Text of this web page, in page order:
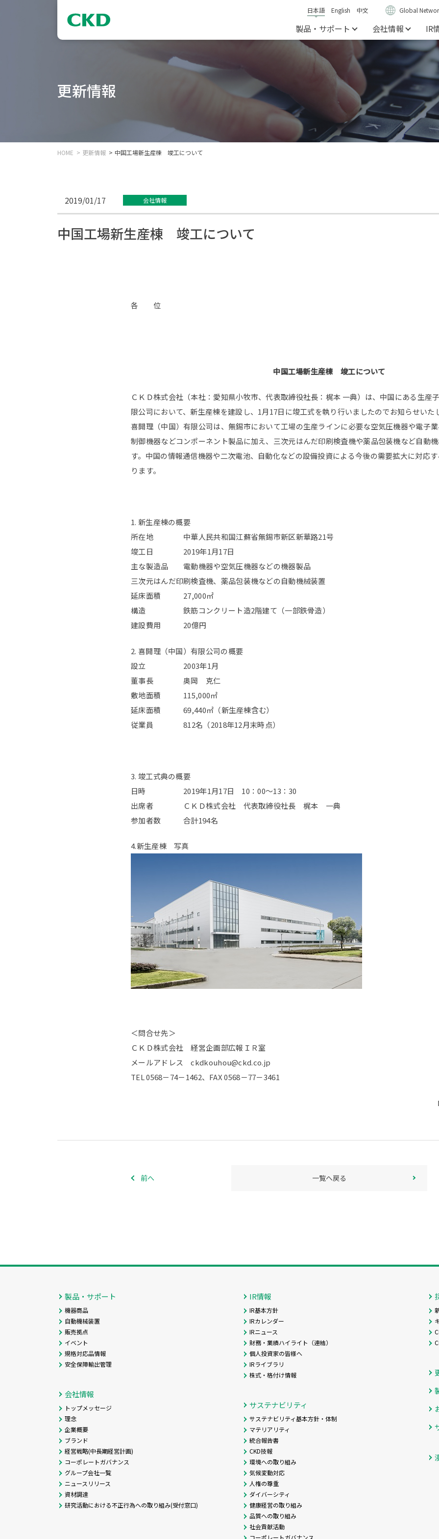
日本語 English 中文 Global
製品・サポート 会社情報 IR
更新情報
HOME 更新情報 中国工場新生産棟 竣工について
2019/01/17 会社情報
中国工場新生産棟 竣工について
各 位
中国工場新生産棟 竣工について
ＣＫＤ株式会社（本社：愛知県小牧市、代表取締役社長：梶本 一典）は、中国にある生
限公司において、新生産棟を建設し、1月17日に竣工式を執り行いましたのでお知らせいた
喜開理（中国）有限公司は、無錫市において工場の生産ラインに必要な空気圧機器や電子
制御機器などコンポーネント製品に加え、三次元はんだ印刷検査機や薬品包装機など自動
す。中国の情報通信機器や二次電池、自動化などの設備投資による今後の需要拡大に対応
ります。
1. 新生産棟の概要
所在地 中華人民共和国江蘇省無錫市新区新華路21号
竣工日 2019年1月17日
主な製造品 電動機器や空気圧機器などの機器製品
三次元はんだ印刷検査機、薬品包装機などの自動機械装置
延床面積 27,000㎡
構造 鉄筋コンクリート造2階建て（一部鉄骨造）
建設費用 20億円
2. 喜開理（中国）有限公司の概要
設立 2003年1月
董事長 奥岡 克仁
敷地面積 115,000㎡
延床面積 69,440㎡（新生産棟含む）
従業員 812名（2018年12月末時点）
3. 竣工式典の概要
日時 2019年1月17日 10：00～13：30
出席者 ＣＫＤ株式会社 代表取締役社長 梶本 一典
参加者数 合計194名
4.新生産棟 写真
＜問合せ先＞
ＣＫＤ株式会社 経営企画部広報ＩＲ室
メールアドレス ckdkouhou@ckd.co.jp
TEL 0568－74－1462、FAX 0568－77－3461
前へ 一覧へ戻る
製品・サポート
機器商品
自動機械装置
販売拠点
イベント
規格対応品情報
安全保障輸出管理
会社情報
トップメッセージ
理念
企業概要
ブランド
経営戦略(中長期経営計画)
コーポレートガバナンス
グループ会社一覧
ニュースリリース
資材調達
研究活動における不正行為への取り組み(受付窓口)
IR情報
IR基本方針
IRカレンダー
IRニュース
財務・業績ハイライト（連結）
個人投資家の皆様へ
IRライブラリ
株式・格付け情報
サステナビリティ
サステナビリティ基本方針・体制
マテリアリティ
統合報告書
CKD技報
環境への取り組み
気候変動対応
人権の尊重
ダイバーシティ
健康経営の取り組み
品質への取り組み
社会貢献活動
コーポレートガバナンス